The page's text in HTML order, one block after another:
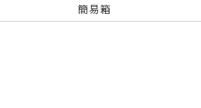
簡易箱